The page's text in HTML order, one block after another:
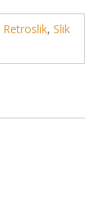
Retroslik, Slik